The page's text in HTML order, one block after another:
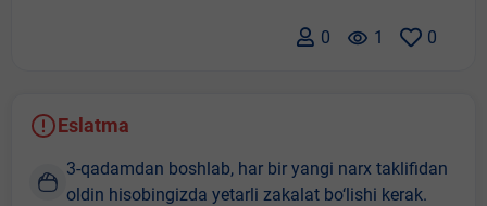
0
remove_red_eye 1
0
Eslatma
3-qadamdan boshlab, har bir yangi narx taklifidan
oldin hisobingizda yetarli zakalat bo‘lishi kerak.